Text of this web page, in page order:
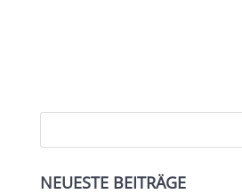
NEUESTE BEITRÄGE